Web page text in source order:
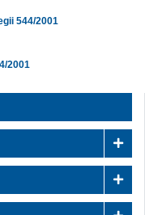
544/2001
2001